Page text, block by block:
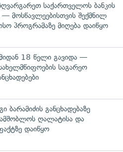
საქართველოს ბანკის
— მოსწავლეებისთვის შექმნილ
პროგრამაზე მიღება დაიწყო
18 წელი გავიდა —
საგარეო
ბარამიძის განცხადებაზე
ღალატისა და
დაიწყო